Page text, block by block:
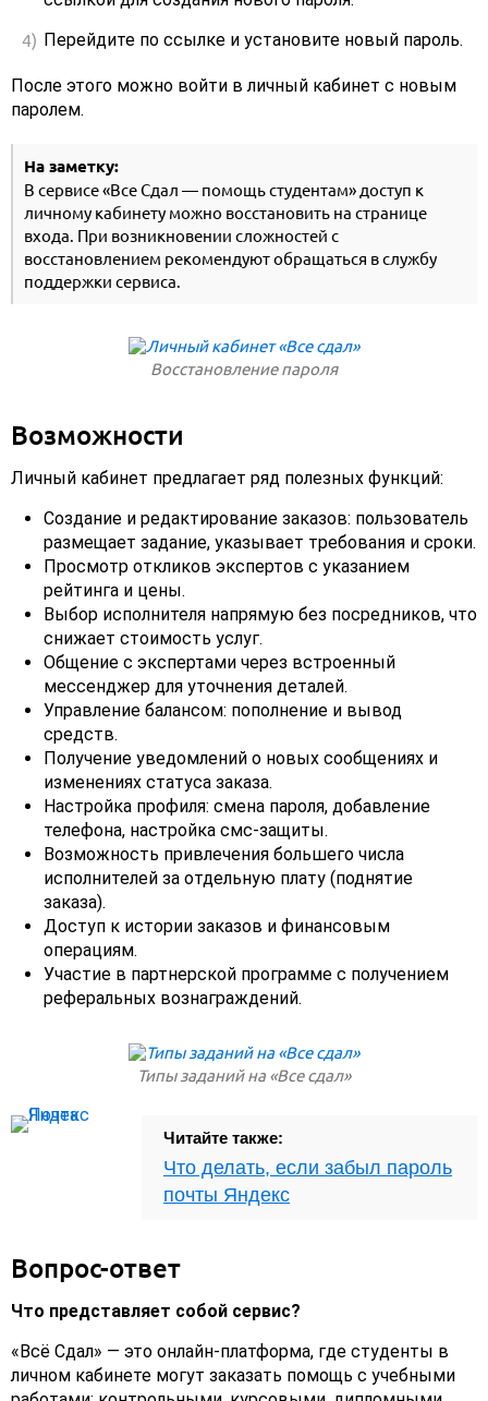
Перейдите по ссылке и установите новый пароль.
После этого можно войти в личный кабинет с новым
паролем.
На заметку:
В сервисе «Все Сдал — помощь студентам» доступ к
личному кабинету можно восстановить на странице
входа. При возникновении сложностей с
восстановлением рекомендуют обращаться в службу
поддержки сервиса.
Восстановление пароля
Возможности
Личный кабинет предлагает ряд полезных функций:
Создание и редактирование заказов: пользователь
размещает задание, указывает требования и сроки.
Просмотр откликов экспертов с указанием
рейтинга и цены.
Выбор исполнителя напрямую без посредников, что
снижает стоимость услуг.
Общение с экспертами через встроенный
мессенджер для уточнения деталей.
Управление балансом: пополнение и вывод
средств.
Получение уведомлений о новых сообщениях и
изменениях статуса заказа.
Настройка профиля: смена пароля, добавление
телефона, настройка смс-защиты.
Возможность привлечения большего числа
исполнителей за отдельную плату (поднятие
заказа).
Доступ к истории заказов и финансовым
операциям.
Участие в партнерской программе с получением
реферальных вознаграждений.
Типы заданий на «Все сдал»
Читайте также:
Что делать, если забыл пароль
почты Яндекс
Вопрос-ответ
Что представляет собой сервис?
«Всё Сдал» — это онлайн-платформа, где студенты в
личном кабинете могут заказать помощь с учебными